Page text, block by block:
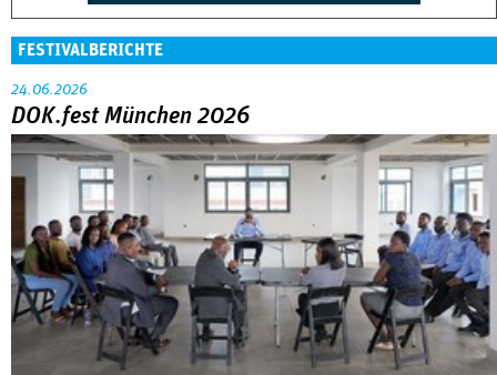
FESTIVALBERICHTE
24.06.2026
DOK.fest München 2026